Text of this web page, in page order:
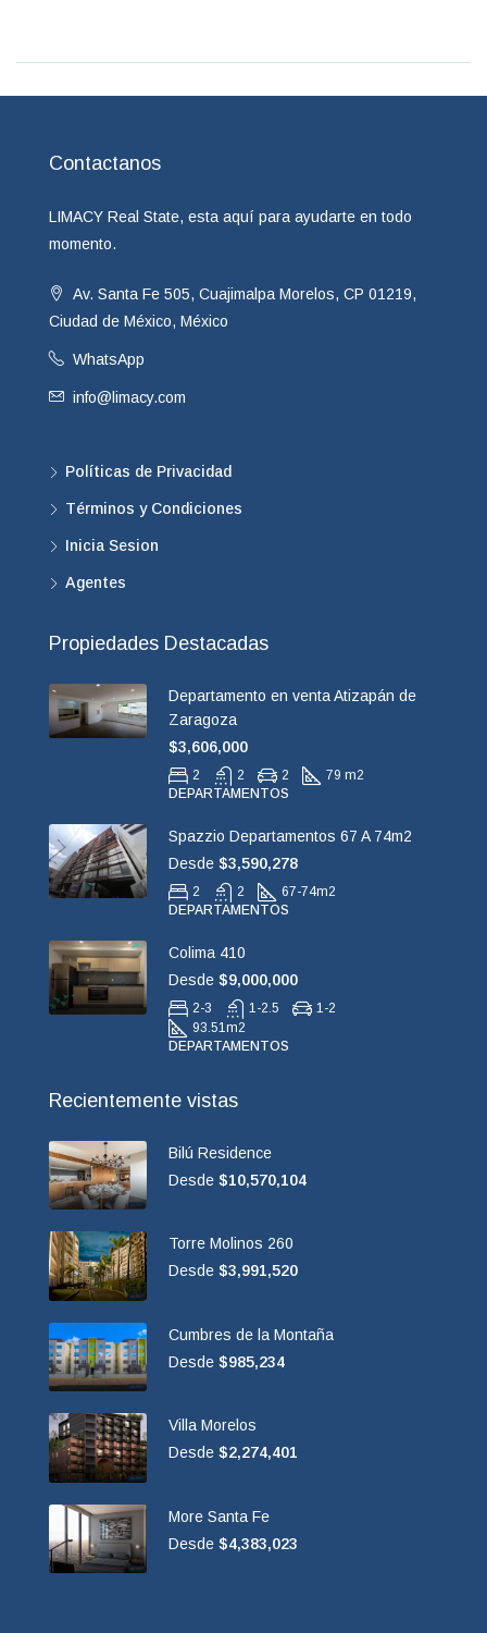
Contactanos
LIMACY Real State, esta aquí para ayudarte en todo
momento.
Av. Santa Fe 505, Cuajimalpa Morelos, CP 01219,
Ciudad de México, México
WhatsApp
info@limacy.com
Políticas de Privacidad
Términos y Condiciones
Inicia Sesion
Agentes
Propiedades Destacadas
Departamento en venta Atizapán de
Zaragoza
$3,606,000
2 2 2
79 m2
DEPARTAMENTOS
Spazzio Departamentos 67 A 74m2
Desde $3,590,278
2 2 67-74m2
DEPARTAMENTOS
Colima 410
Desde $9,000,000
2-3 1-2.5
1-2
93.51m2
DEPARTAMENTOS
Recientemente vistas
Bilú Residence
Desde $10,570,104
Torre Molinos 260
Desde $3,991,520
Cumbres de la Montaña
Desde $985,234
Villa Morelos
Desde $2,274,401
More Santa Fe
Desde $4,383,023